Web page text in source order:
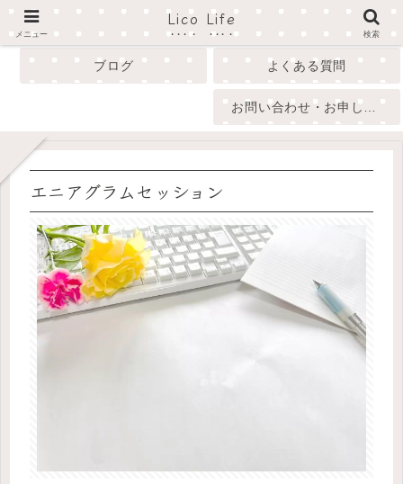
ブログ よくある質問
エニアグラムセッション
メニュー
Lico Life
検索